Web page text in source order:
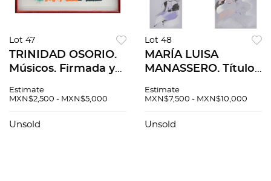
Lot 47
TRINIDAD OSORIO.
Músicos. Firmada y
Litografía VI / C. 60 x
totales
Estimate
MXN$2,500 - MXN$5,000
Unsold
Lot 48
MARÍA LUISA
MANASSERO. Títulos
Serigrafías 5 / 50. 33
en carpeta.
Estimate
MXN$7,500 - MXN$10,000
Unsold